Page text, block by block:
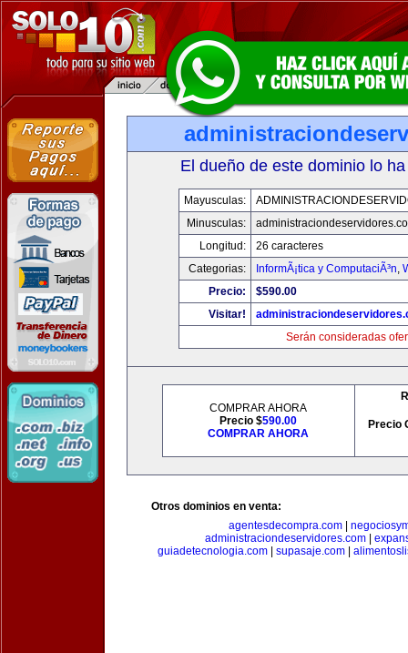
El dueño de este dominio lo
Mayusculas:
Minusculas:
Longitud:
26 caracteres
Categorias:
InformÃ¡tica y ComputaciÃ³n,
Precio:
$590.00
Visitar!
Serán consideradas
COMPRAR AHORA
Precio $590.00
COMPRAR AHORA
Precio
Otros dominios en venta:
agentesdecompra.com|
administraciondeservidores.com
guiadetecnologia.com
supasaje.com